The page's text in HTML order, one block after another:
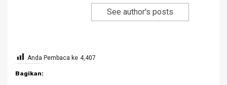
See author's posts
Anda Pembaca ke 4,407
Bagikan: